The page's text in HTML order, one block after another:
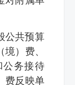
公共预算
）费、
公务接待
费反映单